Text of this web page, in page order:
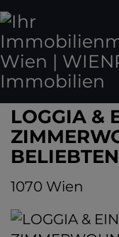
LOGGIA &
1070 Wien